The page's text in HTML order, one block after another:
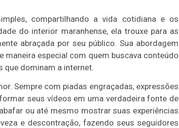
compartilhando a vida cotidiana e os
do interior maranhense, ela trouxe para as
abraçada por seu público. Sua abordagem
especial com quem buscava conteúdo
que dominam a internet.
Sempre com piadas engraçadas, expressões
seus vídeos em uma verdadeira fonte de
ou até mesmo mostrar suas experiências
e descontração, fazendo seus seguidores